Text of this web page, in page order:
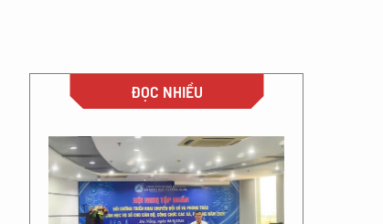
ĐỌC NHIỀU